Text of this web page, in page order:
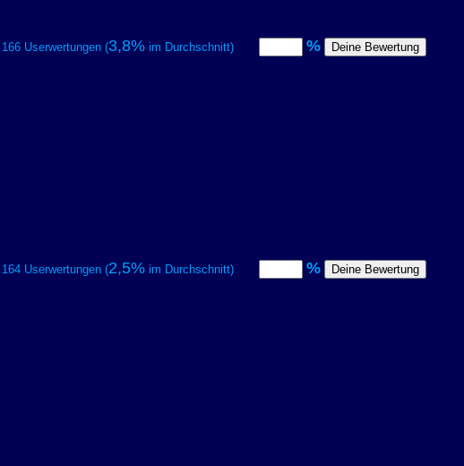
166 Userwertungen (3,8%im Durchschnitt) %
164 Userwertungen (2,5%im Durchschnitt) %